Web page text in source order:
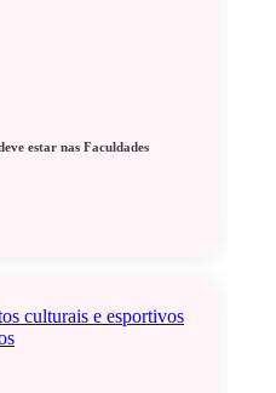
estar nas Faculdades